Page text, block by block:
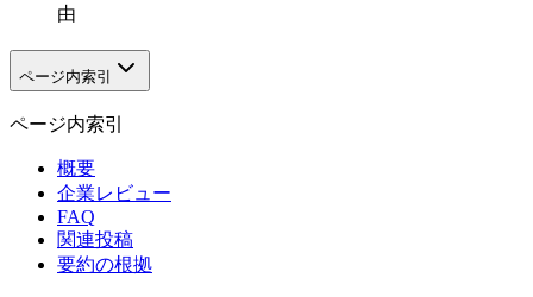
由
ページ内索引
ページ内索引
概要
企業レビュー
FAQ
関連投稿
要約の根拠